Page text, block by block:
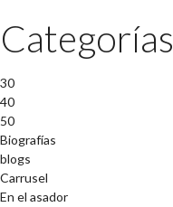
Categorías
30
40
50
Biografías
blogs
Carrusel
En el asador